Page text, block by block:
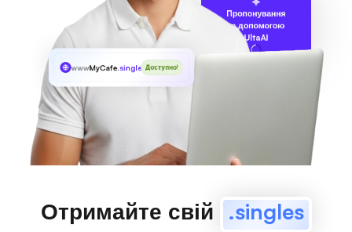
Пропонування
за допомогою
UltaAI
wwwMyCafe.singlesДоступно!
Отримайте свій .singles